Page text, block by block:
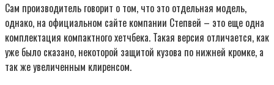
Сам производитель говорит о том, что это отдельная модель,
однако, на официальном сайте компании Степвей – это еще одна
комплектация компактного хетчбека. Такая версия отличается, как
уже было сказано, некоторой защитой кузова по нижней кромке, а
так же увеличенным клиренсом.